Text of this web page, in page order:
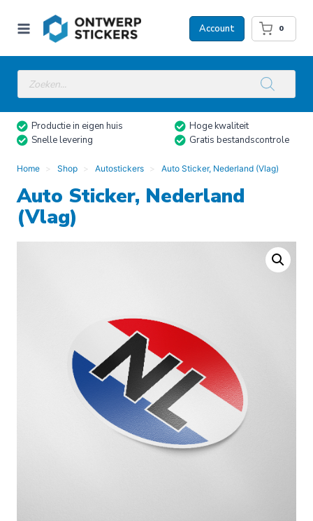
naar
Account 0
Producten
zoeken
Productie in eigen huis
Hoge kwaliteit
Snelle levering
Gratis bestandscontrole
Home Shop Autostickers Auto Sticker, Nederland (Vlag)
Auto Sticker, Nederland
(Vlag)